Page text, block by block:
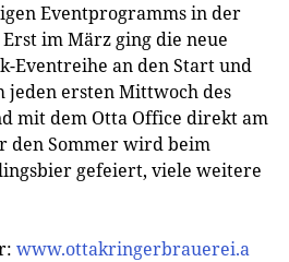
Eventprogramms in der
im März ging die neue
Eventreihe an den Start und
ersten Mittwoch des
mit dem Otta Office direkt am
den Sommer wird beim
gefeiert, viele weitere
www.ottakringerbrauerei.a